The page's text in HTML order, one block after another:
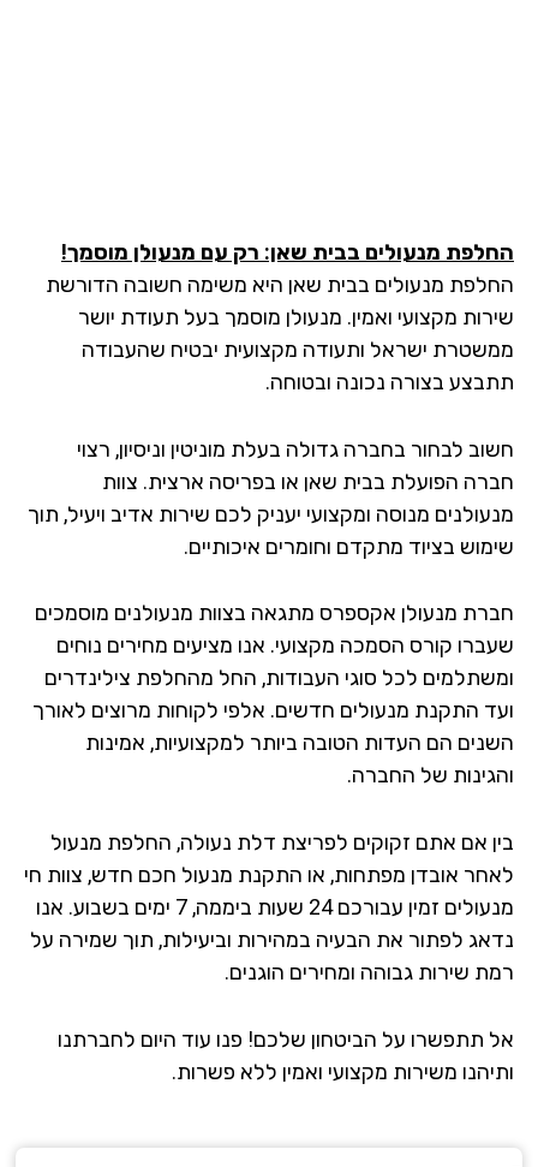
מנעולים בבית שאן: רק עם מנעולן מוסמך!
מנעולים בבית שאן היא משימה חשובה הדורשת
מקצועי ואמין. מנעולן מוסמך בעל תעודת יושר
ישראל ותעודה מקצועית יבטיח שהעבודה
בצורה נכונה ובטוחה.
לבחור בחברה גדולה בעלת מוניטין וניסיון, רצוי
הפועלת בבית שאן או בפריסה ארצית. צוות
מנוסה ומקצועי יעניק לכם שירות אדיב ויעיל, תוך
בציוד מתקדם וחומרים איכותיים.
מנעולן אקספרס מתגאה בצוות מנעולנים מוסמכים
קורס הסמכה מקצועי. אנו מציעים מחירים נוחים
לכל סוגי העבודות, החל מהחלפת צילינדרים
התקנת מנעולים חדשים. אלפי לקוחות מרוצים לאורך
הם העדות הטובה ביותר למקצועיות, אמינות
של החברה.
אם אתם זקוקים לפריצת דלת נעולה, החלפת מנעול
אובדן מפתחות, או התקנת מנעול חכם חדש, צוות חי
מנעולים זמין עבורכם 24 שעות ביממה, 7 ימים בשבוע. אנו
לפתור את הבעיה במהירות וביעילות, תוך שמירה על
שירות גבוהה ומחירים הוגנים.
תתפשרו על הביטחון שלכם! פנו עוד היום לחברתנו
משירות מקצועי ואמין ללא פשרות.